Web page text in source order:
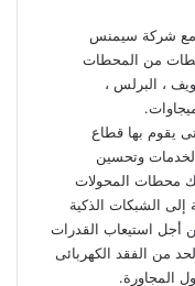
مع شركة سيمنس
محطات من المحطات
، البرلس ،
يقوم بها قطاع
وتحسين
محطات المحولات
إلى الشبكات الذكية
من أجل استيعاب القدرات
من الفقد الكهربائى
المجاورة.